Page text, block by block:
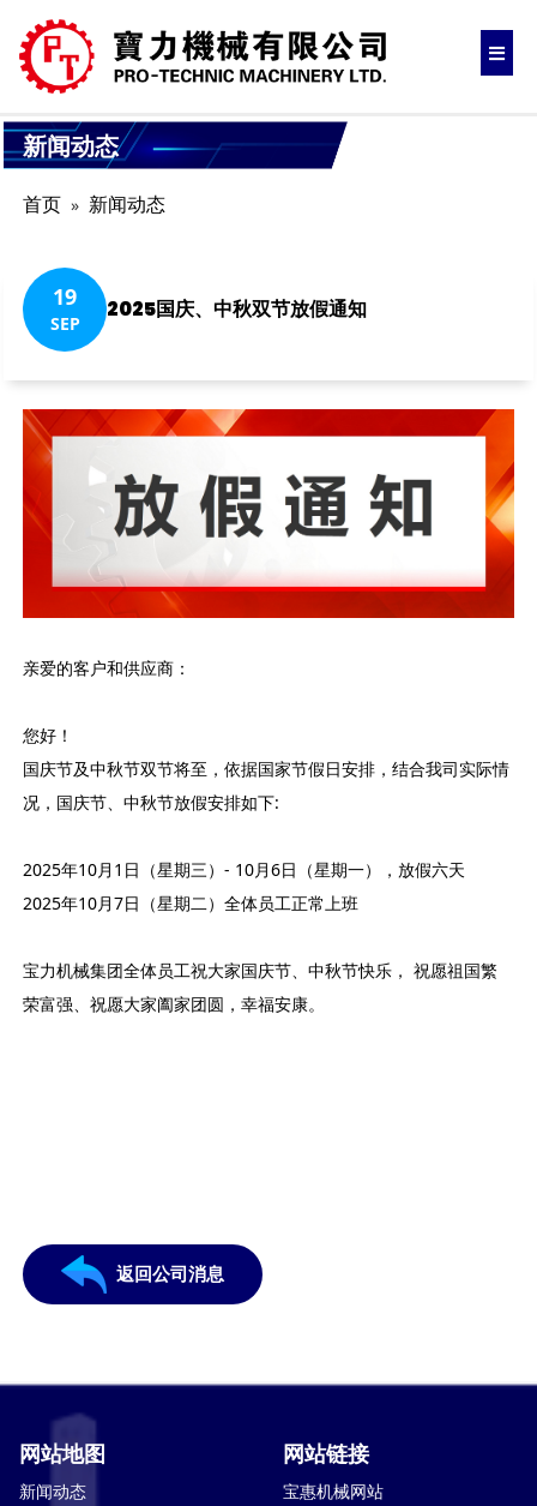
新闻动态
首页 新闻动态
19
SEP
2025国庆、中秋双节放假通知
亲爱的客户和供应商：
您好！
国庆节及中秋节双节将至，依据国家节假日安排，结合我司实际情
况，国庆节、中秋节放假安排如下:
2025年10月1日（星期三）- 10月6日（星期一），放假六天
2025年10月7日（星期二）全体员工正常上班
宝力机械集团全体员工祝大家国庆节、中秋节快乐， 祝愿祖国繁
荣富强、祝愿大家阖家团圆，幸福安康。
返回公司消息
网站地图
新闻动态
网站链接
宝惠机械网站